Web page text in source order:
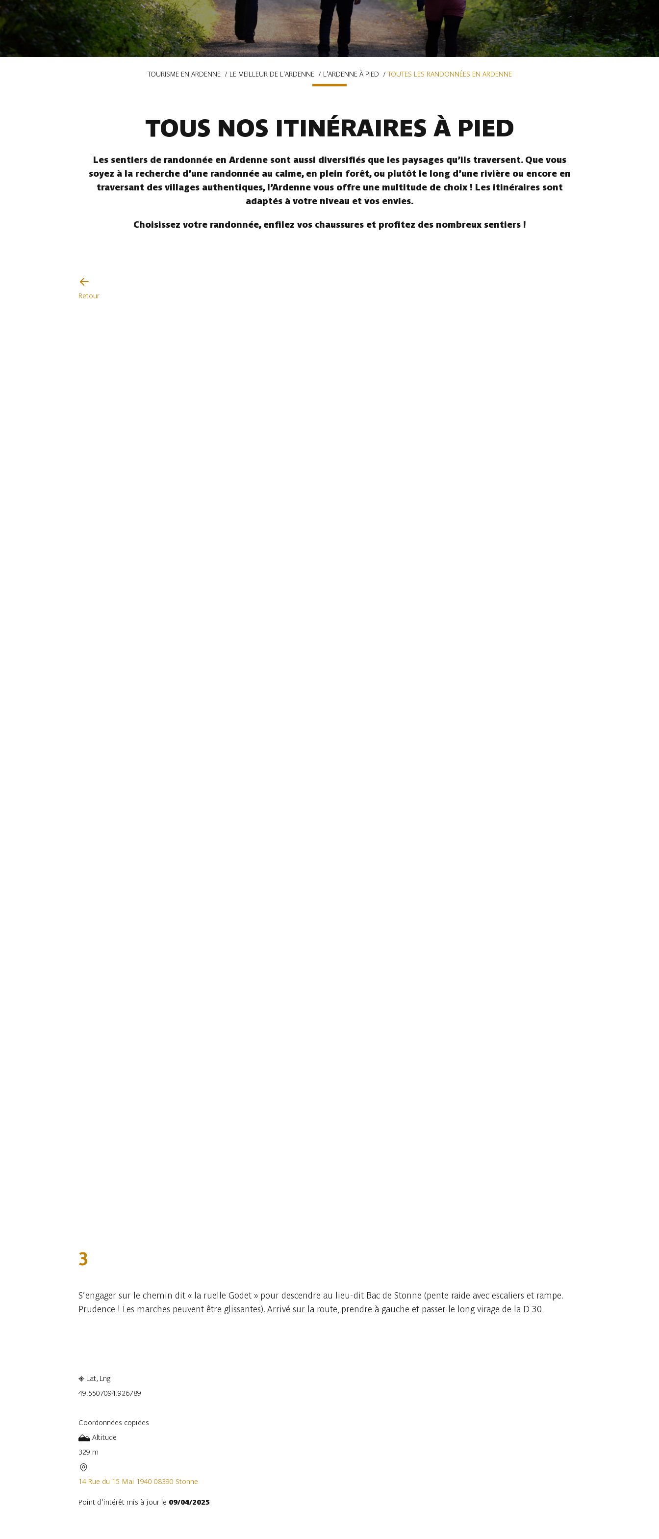
TOURISME EN ARDENNE LE MEILLEUR DE L'ARDENNE L'ARDENNE À PIED TOUTES LES RANDONNÉES EN ARDENNE
TOUS NOS ITINÉRAIRES À PIED
Les sentiers de randonnée en Ardenne sont aussi diversifiés que les paysages qu’ils traversent. Que vous
soyez à la recherche d’une randonnée au calme, en plein forêt, ou plutôt le long d’une rivière ou encore en
traversant des villages authentiques, l’Ardenne vous offre une multitude de choix ! Les itinéraires sont
adaptés à votre niveau et vos envies.
Choisissez votre randonnée, enfilez vos chaussures et profitez des nombreux sentiers !
Retour
3
S’engager sur le chemin dit « la ruelle Godet » pour descendre au lieu-dit Bac de Stonne (pente raide avec escaliers et rampe.
Prudence ! Les marches peuvent être glissantes). Arrivé sur la route, prendre à gauche et passer le long virage de la D 30.
Lat, Lng
49.5507094.926789
Coordonnées copiées
Altitude
329 m
14 Rue du 15 Mai 1940 08390 Stonne
Point d'intérêt mis à jour le 09/04/2025